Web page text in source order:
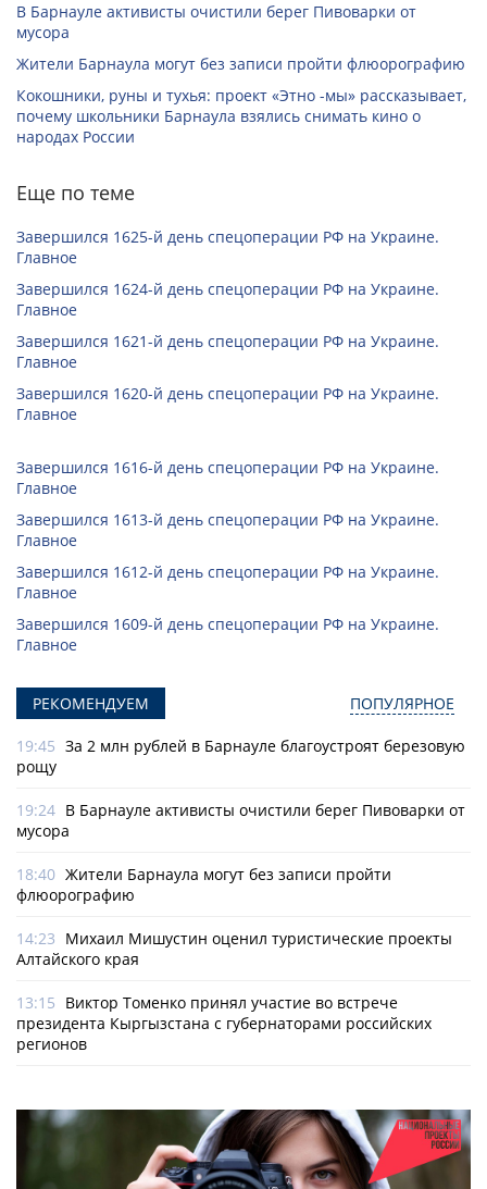
В Барнауле активисты очистили берег Пивоварки от
мусора
Жители Барнаула могут без записи пройти флюорографию
Кокошники, руны и тухья: проект «Этно -мы» рассказывает,
почему школьники Барнаула взялись снимать кино о
народах России
Еще по теме
Завершился 1625-й день спецоперации РФ на Украине.
Главное
Завершился 1624-й день спецоперации РФ на Украине.
Главное
Завершился 1621-й день спецоперации РФ на Украине.
Главное
Завершился 1620-й день спецоперации РФ на Украине.
Главное
Завершился 1616-й день спецоперации РФ на Украине.
Главное
Завершился 1613-й день спецоперации РФ на Украине.
Главное
Завершился 1612-й день спецоперации РФ на Украине.
Главное
Завершился 1609-й день спецоперации РФ на Украине.
Главное
РЕКОМЕНДУЕМ ПОПУЛЯРНОЕ
19:45 За 2 млн рублей в Барнауле благоустроят березовую
рощу
19:24 В Барнауле активисты очистили берег Пивоварки от
мусора
18:40 Жители Барнаула могут без записи пройти
флюорографию
14:23 Михаил Мишустин оценил туристические проекты
Алтайского края
13:15 Виктор Томенко принял участие во встрече
президента Кыргызстана с губернаторами российских
регионов